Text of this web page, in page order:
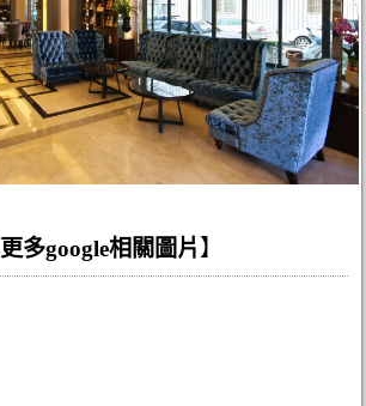
更多google相關圖片 】